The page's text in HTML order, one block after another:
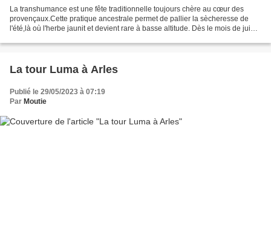
La transhumance est une fête traditionnelle toujours chère au cœur des
provençaux.Cette pratique ancestrale permet de pallier la sècheresse de
l'été,là où l'herbe jaunit et devient rare à basse altitude. Dès le mois de juin,
La tour Luma à Arles
Publié le 29/05/2023 à 07:19
Par Moutie